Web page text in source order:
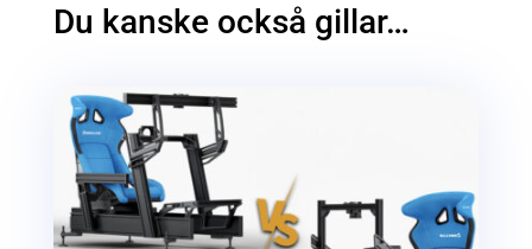
Du kanske också gillar…